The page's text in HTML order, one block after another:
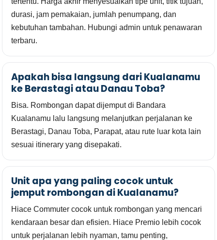
durasi, jam pemakaian, jumlah penumpang, dan
kebutuhan tambahan. Hubungi admin untuk penawaran
terbaru.
Apakah bisa langsung dari Kualanamu
ke Berastagi atau Danau Toba?
Bisa. Rombongan dapat dijemput di Bandara
Kualanamu lalu langsung melanjutkan perjalanan ke
Berastagi, Danau Toba, Parapat, atau rute luar kota lain
sesuai itinerary yang disepakati.
Unit apa yang paling cocok untuk
jemput rombongan di Kualanamu?
Hiace Commuter cocok untuk rombongan yang mencari
kendaraan besar dan efisien. Hiace Premio lebih cocok
untuk perjalanan lebih nyaman, tamu penting,